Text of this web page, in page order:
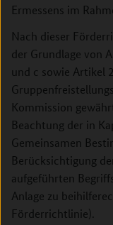
Ermessens im
Nach dieser
der Grundlage von
und c sowie Artikel
Kommission
Beachtung der in
Gemeinsamen
Berücksichtigung
aufgeführten
Anlage zu
Förderrichtlinie).